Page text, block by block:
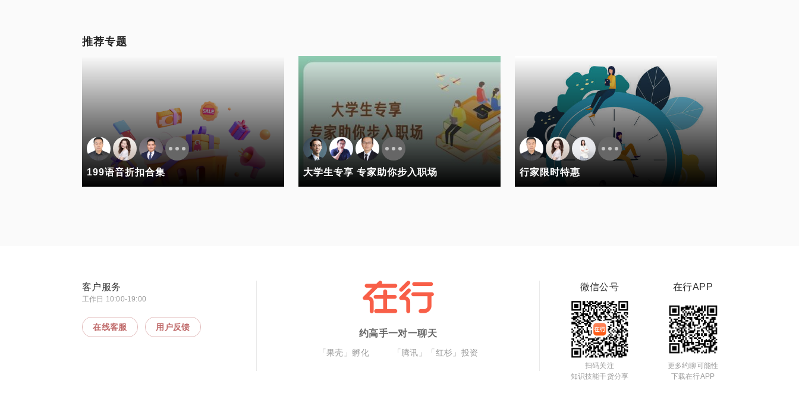
推荐专题
199语音折扣合集 大学生专享 专家助你步入职场 行家限时特惠
客户服务
工作日 10:00-19:00
在线客服 用户反馈
约高手一对一聊天
「果壳」孵化 「腾讯」「红杉」投资
微信公号
扫码关注
知识技能干货分享
在行APP
更多约聊可能性
下载在行APP